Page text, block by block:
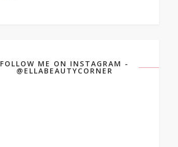
FOLLOW ME ON INSTAGRAM -
@ELLABEAUTYCORNER